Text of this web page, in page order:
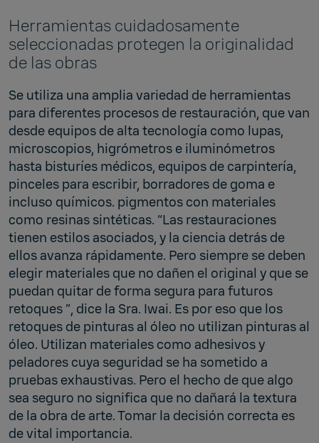
Herramientas cuidadosamente
seleccionadas protegen la originalidad
de las obras
Se utiliza una amplia variedad de herramientas
para diferentes procesos de restauración, que van
desde equipos de alta tecnología como lupas,
microscopios, higrómetros e iluminómetros
hasta bisturíes médicos, equipos de carpintería,
pinceles para escribir, borradores de goma e
incluso químicos. pigmentos con materiales
como resinas sintéticas. “Las restauraciones
tienen estilos asociados, y la ciencia detrás de
ellos avanza rápidamente. Pero siempre se deben
elegir materiales que no dañen el original y que se
puedan quitar de forma segura para futuros
retoques ”, dice la Sra. Iwai. Es por eso que los
retoques de pinturas al óleo no utilizan pinturas al
óleo. Utilizan materiales como adhesivos y
peladores cuya seguridad se ha sometido a
pruebas exhaustivas. Pero el hecho de que algo
sea seguro no significa que no dañará la textura
de la obra de arte. Tomar la decisión correcta es
de vital importancia.